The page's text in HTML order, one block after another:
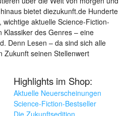
bietet diezukunft.de Hunderte
aktuelle Science-Fiction-
Klassiker des Genres – eine
Denn Lesen – da sind sich alle
Zukunft seinen Stellenwert
Highlights im Shop:
Aktuelle Neuerscheinungen
Science-Fiction-Bestseller
Die Zukunftsedition